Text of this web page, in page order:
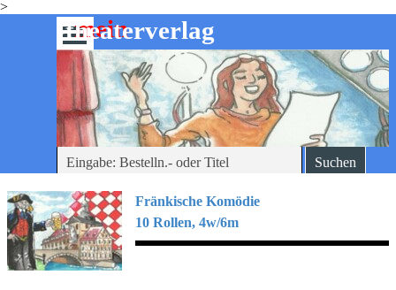
>
Direkt zum Seiteninhalt
-theaterverlag
mein
Menü überspringen
Suchen
Fränkische Komödie
10 Rollen, 4w/6m